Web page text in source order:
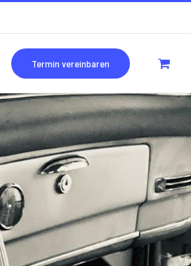
Termin vereinbaren